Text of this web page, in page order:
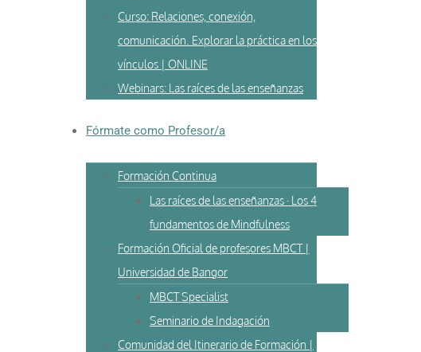
Curso: Relaciones, conexión,
comunicación. Explorar la práctica en los
vínculos | ONLINE
Webinars: Las raíces de las enseñanzas
Fórmate como Profesor/a
Formación Continua
Las raíces de las enseñanzas · Los 4
fundamentos de Mindfulness
Formación Oficial de profesores MBCT |
Universidad de Bangor
MBCT Specialist
Seminario de Indagación
Comunidad del Itinerario de Formación |